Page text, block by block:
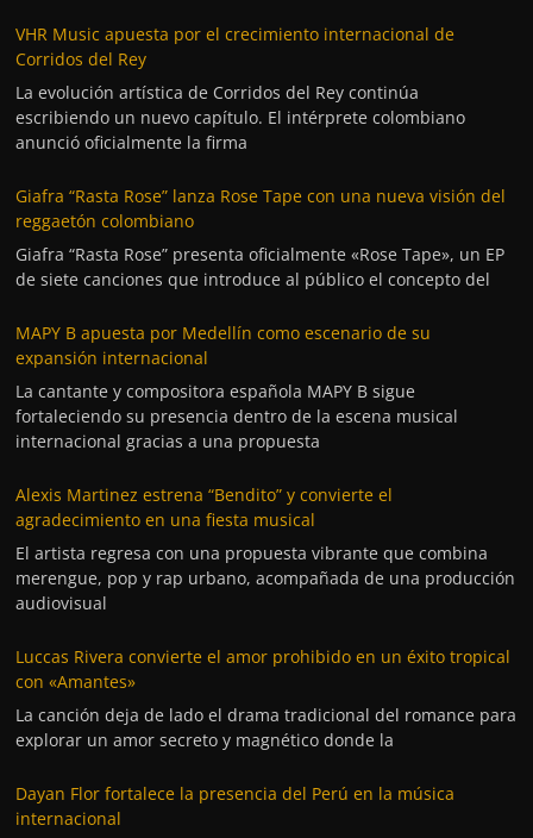
VHR Music apuesta por el crecimiento internacional de
Corridos del Rey
La evolución artística de Corridos del Rey continúa
escribiendo un nuevo capítulo. El intérprete colombiano
anunció oficialmente la firma
Giafra “Rasta Rose” lanza Rose Tape con una nueva visión del
reggaetón colombiano
Giafra “Rasta Rose” presenta oficialmente «Rose Tape», un EP
de siete canciones que introduce al público el concepto del
MAPY B apuesta por Medellín como escenario de su
expansión internacional
La cantante y compositora española MAPY B sigue
fortaleciendo su presencia dentro de la escena musical
internacional gracias a una propuesta
Alexis Martinez estrena “Bendito” y convierte el
agradecimiento en una fiesta musical
El artista regresa con una propuesta vibrante que combina
merengue, pop y rap urbano, acompañada de una producción
audiovisual
Luccas Rivera convierte el amor prohibido en un éxito tropical
con «Amantes»
La canción deja de lado el drama tradicional del romance para
explorar un amor secreto y magnético donde la
Dayan Flor fortalece la presencia del Perú en la música
internacional